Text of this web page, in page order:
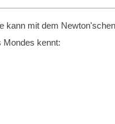
kann mit dem
Mondes kennt: